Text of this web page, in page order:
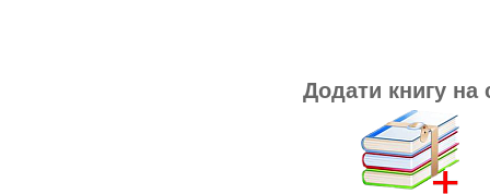
Додати книгу на